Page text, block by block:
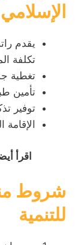
الإسلامي
يقدم
تكلفة
تغطية
تأمين
توفير
الإقامة
اقرأ
شروط
للتنمية